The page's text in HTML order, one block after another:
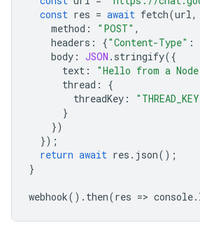
const res = await fetch(url,
method : "POST" ,
headers : {"Content-Type" :
body : JSON . stringify({
text : "Hello from a
thread :
{
threadKey :
}
})
});
return await res . json();
}
webhook(). then(res => console.